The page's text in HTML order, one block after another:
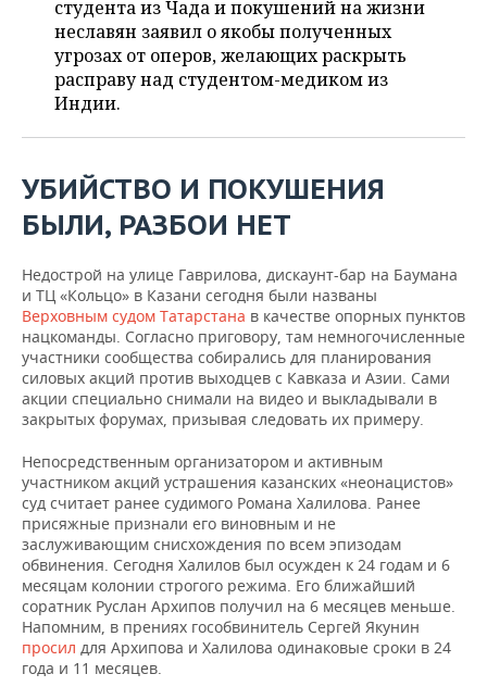
ONLINE-КОНФЕРЕНЦИИ
ОТКРЫТАЯ ЛЕКЦИЯ
ХОККЕЙ
БАСКЕТБОЛ
ВОЛЕЙБОЛ
ХОККЕЙ С МЯЧОМ
ВЛАСТЬ
ИНФРАСТРУКТУРА
ИСТОРИЯ
ПРОИСШЕСТВИЯ
СЮЖЕТЫ
СПРАВОЧНИК
СПИСОК ПЕРСОН
ПОЛНАЯ ВЕРСИЯ
студента из Чада и покушений на жизни
неславян заявил о якобы полученных
угрозах от оперов, желающих раскрыть
расправу над студентом-медиком из
Индии.
УБИЙСТВО И ПОКУШЕНИЯ
БЫЛИ, РАЗБОИ НЕТ
Недострой на улице Гаврилова, дискаунт-бар на Баумана
и ТЦ «Кольцо» в Казани сегодня были названы
Верховным судом Татарстана в качестве опорных пунктов
нацкоманды. Согласно приговору, там немногочисленные
участники сообщества собирались для планирования
силовых акций против выходцев с Кавказа и Азии. Сами
акции специально снимали на видео и выкладывали в
закрытых форумах, призывая следовать их примеру.
Непосредственным организатором и активным
участником акций устрашения казанских «неонацистов»
суд считает ранее судимого Романа Халилова. Ранее
присяжные признали его виновным и не
заслуживающим снисхождения по всем эпизодам
обвинения. Сегодня Халилов был осужден к 24 годам и 6
месяцам колонии строгого режима. Его ближайший
соратник Руслан Архипов получил на 6 месяцев меньше.
Напомним, в прениях гособвинитель Сергей Якунин
просил для Архипова и Халилова одинаковые сроки в 24
года и 11 месяцев.